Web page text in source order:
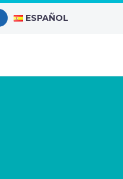
ESPAÑOL